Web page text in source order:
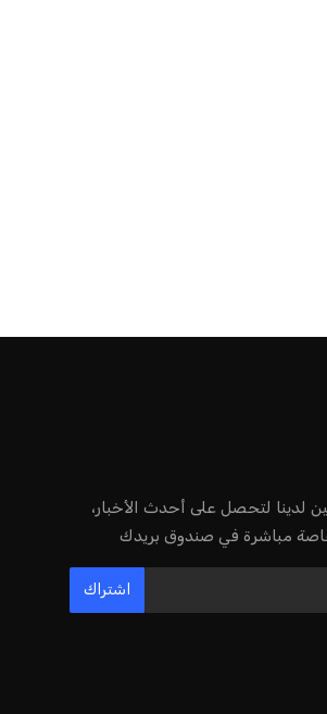
لدينا لتحصل على أحدث الأخبار،
مباشرة في صندوق بريدك
اشتراك